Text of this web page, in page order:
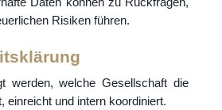
Risiken führen.
werden, welche Gesellschaft die
einreicht und intern koordiniert.